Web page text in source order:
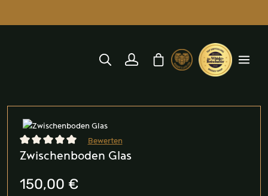
Warenkorb enthält 0
Bildergalerie überspringen
Durchschnittliche Bewertung von 0 von 5 Sternen
Bewerten
Zwischenboden Glas
150,00 €